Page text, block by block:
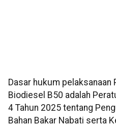
Dasar hukum pelaksanaan
Biodiesel B50 adalah
4 Tahun 2025 tentang
Bahan Bakar Nabati serta